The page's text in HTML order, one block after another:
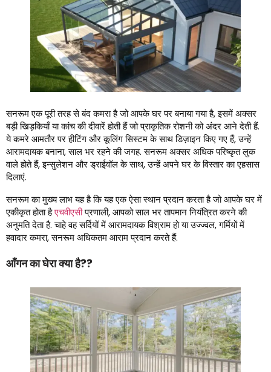
सनरूम एक पूरी तरह से बंद कमरा है जो आपके घर पर बनाया गया है, इसमें अक्सर
बड़ी खिड़कियाँ या कांच की दीवारें होती हैं जो प्राकृतिक रोशनी को अंदर आने देती हैं.
ये कमरे आमतौर पर हीटिंग और कूलिंग सिस्टम के साथ डिज़ाइन किए गए हैं, उन्हें
आरामदायक बनाना, साल भर रहने की जगह. सनरूम अक्सर अधिक परिष्कृत लुक
वाले होते हैं, इन्सुलेशन और ड्राईवॉल के साथ, उन्हें अपने घर के विस्तार का एहसास
दिलाएं.
सनरूम का मुख्य लाभ यह है कि यह एक ऐसा स्थान प्रदान करता है जो आपके घर में
एकीकृत होता हैएचवीएसीप्रणाली, आपको साल भर तापमान नियंत्रित करने की
अनुमति देता है. चाहे वह सर्दियों में आरामदायक विश्राम हो या उज्ज्वल, गर्मियों में
हवादार कमरा, सनरूम अधिकतम आराम प्रदान करते हैं.
आँगन का घेरा क्या है??